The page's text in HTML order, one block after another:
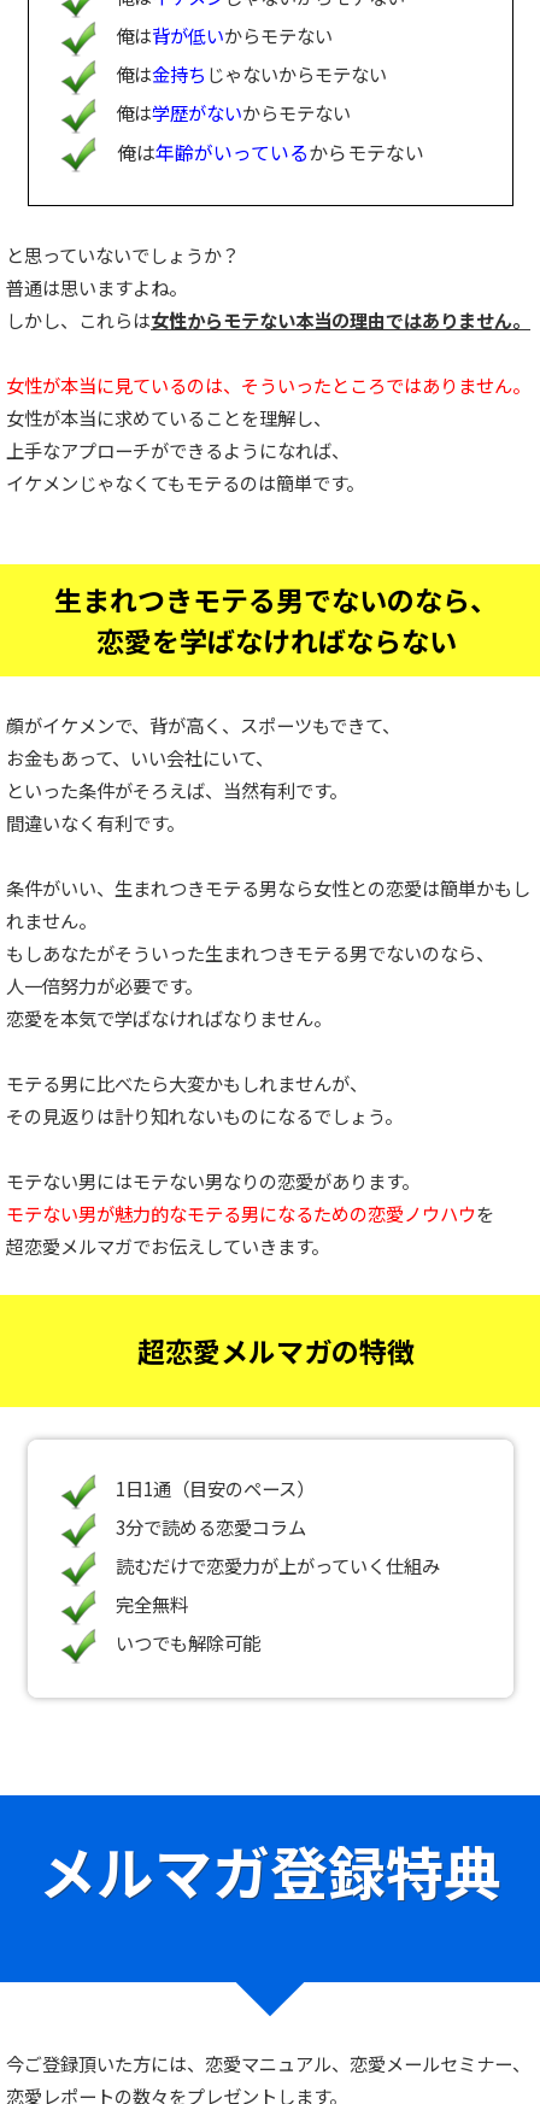
俺は背が低いからモテない
俺は金持ち じゃないからモテない
俺は学歴がないからモテない
俺は年齢がいっているからモテない
と思っていないでしょうか？
普通は思いますよね。
しかし、これらは女性からモテない本当の理由ではありません。
女性が本当に見ているのは、そういったところではありません。
女性が本当に求めていることを理解し、
上手なアプローチができるようになれば、
イケメンじゃなくてもモテるのは簡単です。
生まれつきモテる男でないのなら、
恋愛を学ばなければならない
顔がイケメンで、背が高く、スポーツもできて、
お金もあって、いい会社にいて、
といった条件がそろえば、当然有利です。
間違いなく有利です。
条件がいい、生まれつきモテる男なら女性との恋愛は簡単かもし
れません。
もしあなたがそういった生まれつきモテる男でないのなら、
人一倍努力が必要です。
恋愛を本気で学ばなければなりません。
モテる男に比べたら大変かもしれませんが、
その見返りは計り知れないものになるでしょう。
モテない男にはモテない男なりの恋愛があります。
モテない男が魅力的なモテる男になるための恋愛ノウハウを
超恋愛メルマガでお伝えしていきます。
超恋愛メルマガの特徴
1日1通（目安のペース）
3分で読める恋愛コラム
読むだけで恋愛力が上がっていく仕組み
完全無料
いつでも解除可能
メルマガ登録特典
今ご登録頂いた方には、恋愛マニュアル、恋愛メールセミナー、
恋愛レポートの数々をプレゼントします。